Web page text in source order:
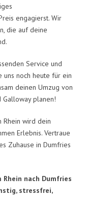
engagierst. Wir
die auf deine
Service und
uns noch heute für ein
deinen Umzug von
Galloway planen!
Rhein wird dein
Erlebnis. Vertraue
Zuhause in Dumfries
Rhein nach Dumfries
stressfrei,